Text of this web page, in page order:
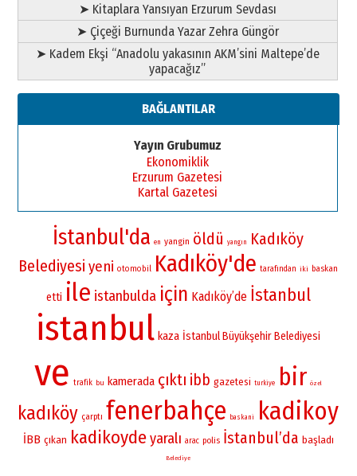
➤ Kitaplara Yansıyan Erzurum Sevdası
➤ Çiçeği Burnunda Yazar Zehra Güngör
➤ Kadem Ekşi “Anadolu yakasının AKM’sini Maltepe’de
yapacağız”
BAĞLANTILAR
Yayın Grubumuz
Ekonomiklik
Erzurum Gazetesi
Kartal Gazetesi
İstanbul'da en yangin öldü yangın
Kadıköy
Belediyesi yeni otomobil Kadıköy'de tarafından iki baskan
etti ile istanbulda için Kadıköy’de İstanbul
istanbul kaza İstanbul Büyükşehir Belediyesi
ve trafik bu kamerada çıktı ibb gazetesi turkiye bir özel
kadıköy çarptı fenerbahçe baskani kadikoy
İBB çıkan kadikoydeyaralı arac polis İstanbul’da başladı
Belediye